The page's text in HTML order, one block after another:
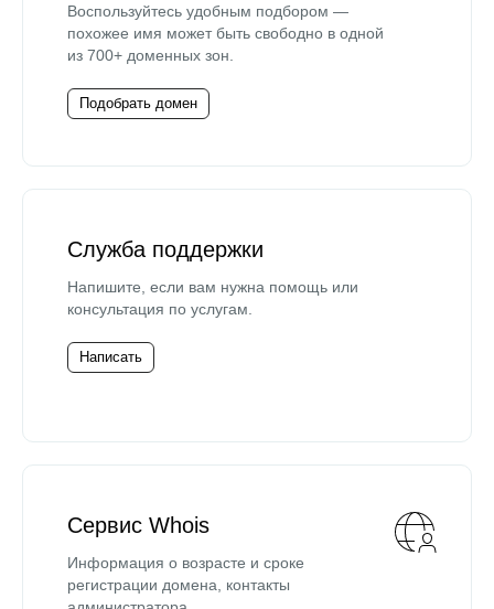
Воспользуйтесь удобным подбором —
похожее имя может быть свободно в одной
из 700+ доменных зон.
Подобрать домен
Служба поддержки
Напишите, если вам нужна помощь или
консультация по услугам.
Написать
Сервис Whois
Информация о возрасте и сроке
регистрации домена, контакты